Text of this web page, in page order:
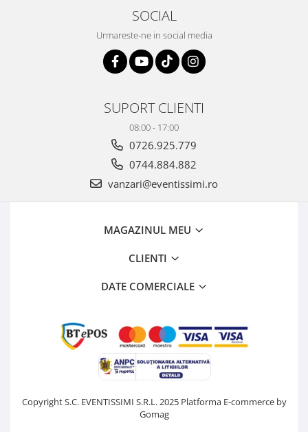
SOCIAL
Urmareste-ne in social media
SUPORT CLIENTI
08:00 - 17:00
0726.925.779
0744.884.882
vanzari@eventissimi.ro
MAGAZINUL MEU
CLIENTI
DATE COMERCIALE
Copyright S.C. EVENTISSIMI S.R.L. 2025 Platforma E-commerce by
Gomag